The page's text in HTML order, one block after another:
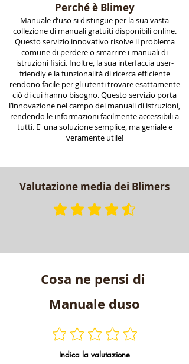
Perché è Blimey
Manuale d’uso si distingue per la sua vasta
collezione di manuali gratuiti disponibili online.
Questo servizio innovativo risolve il problema
comune di perdere o smarrire i manuali di
istruzioni fisici. Inoltre, la sua interfaccia user-
friendly e la funzionalità di ricerca efficiente
rendono facile per gli utenti trovare esattamente
ciò di cui hanno bisogno. Questo servizio porta
l’innovazione nel campo dei manuali di istruzioni,
rendendo le informazioni facilmente accessibili a
tutti. E' una soluzione semplice, ma geniale e
veramente utile!
Valutazione media dei Blimers
la valutazione
Cosa ne pensi di
Manuale duso
Indica la valutazione